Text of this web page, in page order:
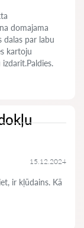
domajama
dalas par labu
kartoju
15.12.2024
ir kļūdains. Kā